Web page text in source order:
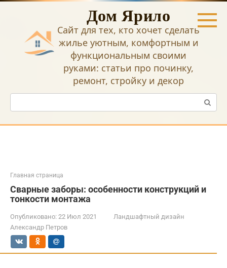
Перейти
Дом Ярило
Сайт для тех, кто хочет сделать
жилье уютным, комфортным и
функциональным своими
руками: статьи про починку,
ремонт, стройку и декор
Поиск:
Главная страница
Сварные заборы: особенности конструкций и
тонкости монтажа
Опубликовано: 22 Июл 2021
Ландшафтный дизайн
Александр Петров